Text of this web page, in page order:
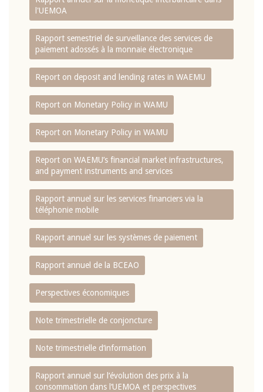
l'UEMOA
Rapport semestriel de surveillance des services de
paiement adossés à la monnaie électronique
Report on deposit and lending rates in WAEMU
Report on Monetary Policy in WAMU
Report on Monetary Policy in WAMU
Report on WAEMU’s financial market infrastructures,
and payment instruments and services
Rapport annuel sur les services financiers via la
téléphonie mobile
Rapport annuel sur les systèmes de paiement
Rapport annuel de la BCEAO
Perspectives économiques
Note trimestrielle de conjoncture
Note trimestrielle d‘information
Rapport annuel sur l‘évolution des prix à la
consommation dans l‘UEMOA et perspectives